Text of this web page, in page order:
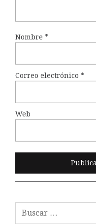
Nombre *
Correo electrónico *
Web